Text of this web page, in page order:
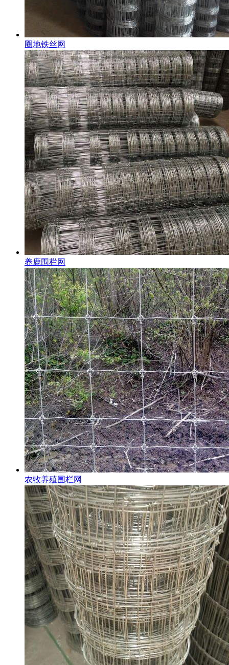
圈地铁丝网
养鹿围栏网
农牧养殖围栏网